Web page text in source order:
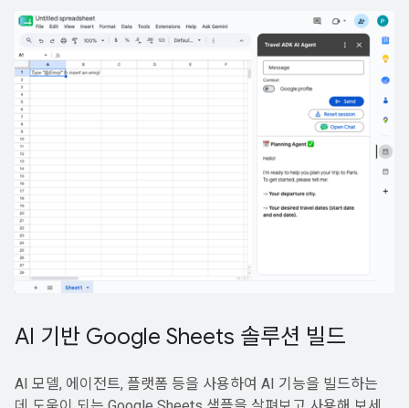
AI 기반 Google Sheets 솔루션 빌드
AI 모델, 에이전트, 플랫폼 등을 사용하여 AI 기능을 빌드하는